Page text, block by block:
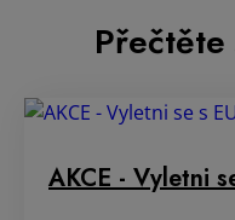
AKCE - Vyletni